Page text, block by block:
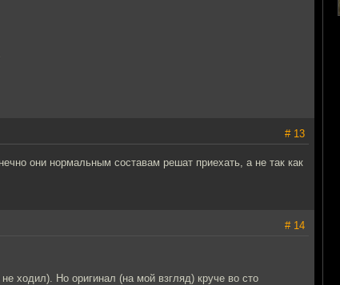
# 13
они нормальным составам решат приехать, а не так как
# 14
ходил). Но оригинал (на мой взгляд) круче во сто